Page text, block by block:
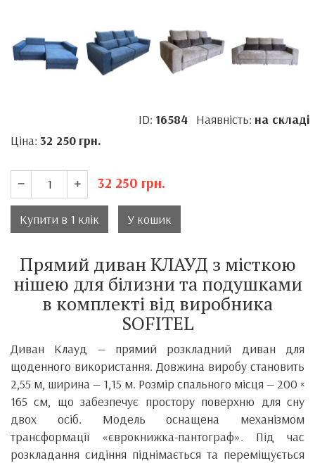
ID: 16584Наявність: на складі
Ціна: 32 250 грн.
32 250 грн.
Купити в 1 клік У кошик
Прямий диван КЛАУД з місткою
нішею для білизни та подушками
в комплекті від виробника
SOFITEL
Диван Клауд — прямий розкладний диван для
щоденного використання. Довжина виробу становить
2,55 м, ширина — 1,15 м. Розмір спального місця — 200 ×
165 см, що забезпечує простору поверхню для сну
двох осіб. Модель оснащена механізмом
трансформації «єврокнижка-пантограф». Під час
розкладання сидіння піднімається та переміщується